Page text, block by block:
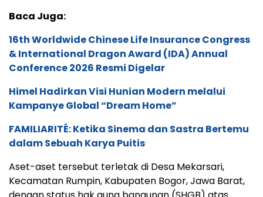
Baca Juga:
16th Worldwide Chinese Life Insurance Congress
& International Dragon Award (IDA) Annual
Conference 2026 Resmi Digelar
Himel Hadirkan Visi Hunian Modern melalui
Kampanye Global “Dream Home”
FAMILIARITÉ: Ketika Sinema dan Sastra Bertemu
dalam Sebuah Karya Puitis
Aset-aset tersebut terletak di Desa Mekarsari,
Kecamatan Rumpin, Kabupaten Bogor, Jawa Barat,